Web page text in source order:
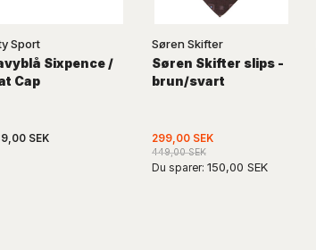
Sport
Sixpence /
Cap
SEK
Søren Skifter
Søren Skifter slips -
brun/svart
299,00 SEK
449,00 SEK
Du sparer: 150,00 SEK